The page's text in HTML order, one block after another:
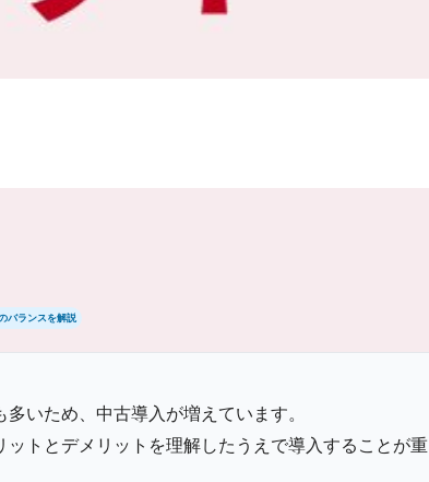
バランスを解説
いため、中古導入が増えています。
トとデメリットを理解したうえで導入することが重